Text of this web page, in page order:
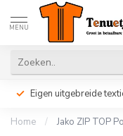
MENU
Eigen uitgebreide
Home / Jako ZIP TOP